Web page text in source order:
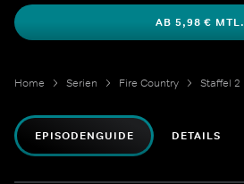
AB 5,98 € MTL.
Home Serien Fire Country Staffel 2
EPISODENGUIDE DETAILS